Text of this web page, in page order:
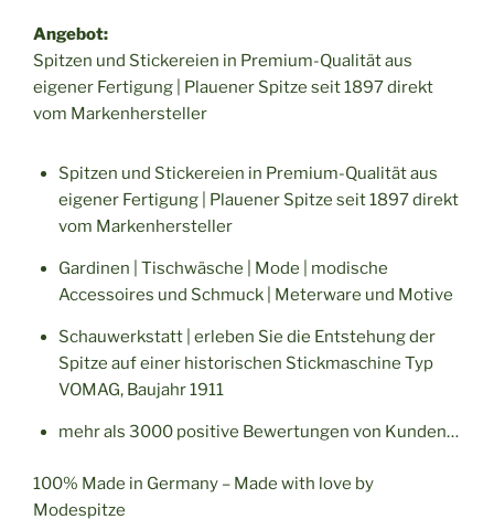
Angebot:
Spitzen und Stickereien in Premium-Qualität aus
eigener Fertigung | Plauener Spitze seit 1897 direkt
vom Markenhersteller
Spitzen und Stickereien in Premium-Qualität aus
eigener Fertigung | Plauener Spitze seit 1897 direkt
vom Markenhersteller
Gardinen | Tischwäsche | Mode | modische
Accessoires und Schmuck | Meterware und Motive
Schauwerkstatt | erleben Sie die Entstehung der
Spitze auf einer historischen Stickmaschine Typ
VOMAG, Baujahr 1911
mehr als 3000 positive Bewertungen von Kunden…
100% Made in Germany – Made with love by
Modespitze